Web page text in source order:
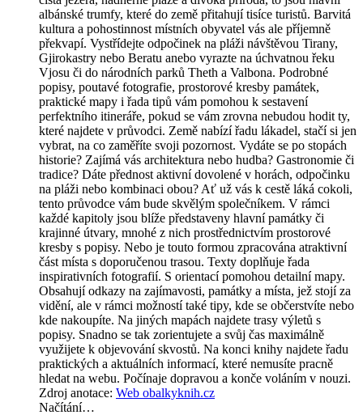
albánské trumfy, které do země přitahují tisíce turistů. Barvitá
kultura a pohostinnost místních obyvatel vás ale příjemně
překvapí. Vystřídejte odpočinek na pláži návštěvou Tirany,
Gjirokastry nebo Beratu anebo vyrazte na úchvatnou řeku
Vjosu či do národních parků Theth a Valbona. Podrobné
popisy, poutavé fotografie, prostorové kresby památek,
praktické mapy i řada tipů vám pomohou k sestavení
perfektního itineráře, pokud se vám zrovna nebudou hodit ty,
které najdete v průvodci. Země nabízí řadu lákadel, stačí si jen
vybrat, na co zaměříte svoji pozornost. Vydáte se po stopách
historie? Zajímá vás architektura nebo hudba? Gastronomie či
tradice? Dáte přednost aktivní dovolené v horách, odpočinku
na pláži nebo kombinaci obou? Ať už vás k cestě láká cokoli,
tento průvodce vám bude skvělým společníkem. V rámci
každé kapitoly jsou blíže představeny hlavní památky či
krajinné útvary, mnohé z nich prostřednictvím prostorové
kresby s popisy. Nebo je touto formou zpracována atraktivní
část místa s doporučenou trasou. Texty doplňuje řada
inspirativních fotografií. S orientací pomohou detailní mapy.
Obsahují odkazy na zajímavosti, památky a místa, jež stojí za
vidění, ale v rámci možností také tipy, kde se občerstvíte nebo
kde nakoupíte. Na jiných mapách najdete trasy výletů s
popisy. Snadno se tak zorientujete a svůj čas maximálně
využijete k objevování skvostů. Na konci knihy najdete řadu
praktických a aktuálních informací, které nemusíte pracně
hledat na webu. Počínaje dopravou a konče voláním v nouzi.
Zdroj anotace: Web obalkyknih.cz
Načítání…